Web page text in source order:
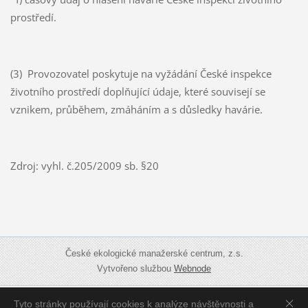
prostředí.
(3) Provozovatel poskytuje na vyžádání České inspekce
životního prostředí doplňující údaje, které souvisejí se
vznikem, průběhem, zmáháním a s důsledky havárie.
Zdroj: vyhl. č.205/2009 sb. §20
Tyto stránky používají cookies k analýze návštěvnosti a
České ekologické manažerské centrum, z.s.
Vytvořeno službouWebnode